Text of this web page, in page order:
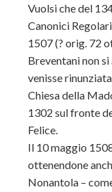
Vuolsi che del
Canonici
1507 (? orig. 72
Breventani non
venisse
Chiesa della
1302 sul fronte
Felice.
Il 10 maggio
ottenendone
Nonantola –